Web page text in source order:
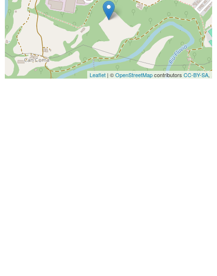
Leaflet | ©OpenStreetMapcontributors CC-BY-SA,